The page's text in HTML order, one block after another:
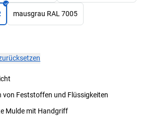
mausgrau RAL 7005
von Feststoffen und Flüssigkeiten
Mulde mit Handgriff